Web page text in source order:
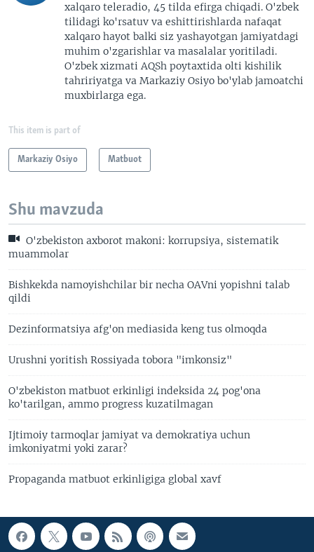
xalqaro teleradio, 45 tilda efirga chiqadi. O'zbek
tilidagi ko'rsatuv va eshittirishlarda nafaqat
xalqaro hayot balki siz yashayotgan jamiyatdagi
muhim o'zgarishlar va masalalar yoritiladi.
O'zbek xizmati AQSh poytaxtida olti kishilik
tahririyatga va Markaziy Osiyo bo'ylab jamoatchi
muxbirlarga ega.
This item is part of
Markaziy Osiyo Matbuot
Shu mavzuda
O'zbekiston axborot makoni: korrupsiya, sistematik
muammolar
Bishkekda namoyishchilar bir necha OAVni yopishni talab
qildi
Dezinformatsiya afg'on mediasida keng tus olmoqda
Urushni yoritish Rossiyada tobora "imkonsiz"
O'zbekiston matbuot erkinligi indeksida 24 pog'ona
ko'tarilgan, ammo progress kuzatilmagan
Ijtimoiy tarmoqlar jamiyat va demokratiya uchun
imkoniyatmi yoki zarar?
Propaganda matbuot erkinligiga global xavf